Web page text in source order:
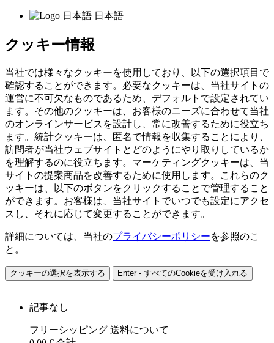
日本語
クッキー情報
当社では様々なクッキーを使用しており、以下の選択項目で
確認することができます。必要なクッキーは、当社サイトの
運営に不可欠なものであるため、デフォルトで設定されてい
ます。その他のクッキーは、お客様のニーズに合わせて当社
のオンラインサービスを設計し、常に改善するために役立ち
ます。統計クッキーは、匿名で情報を収集することにより、
訪問者が当社ウェブサイトとどのようにやり取りしているか
を理解するのに役立ちます。マーケティングクッキーは、当
サイトの提案商品を改善するために使用します。これらのク
ッキーは、以下のボタンをクリックすることで管理すること
ができます。お客様は、当社サイトでいつでも設定にアクセ
スし、それに応じて変更することができます。
詳細については、当社のプライバシーポリシーを参照のこ
と。
クッキーの選択を表示する Enter - すべてのCookieを受け入れる
記事なし
フリーシッピング 送料について